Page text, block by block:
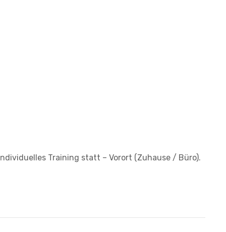
Training statt – Vorort (Zuhause / Büro).